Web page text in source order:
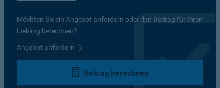
Möchten Sie ein Angebot anfordern oder den Beitrag für Ihren
Liebling berechnen?
Angebot anfordern
Beitrag berechnen